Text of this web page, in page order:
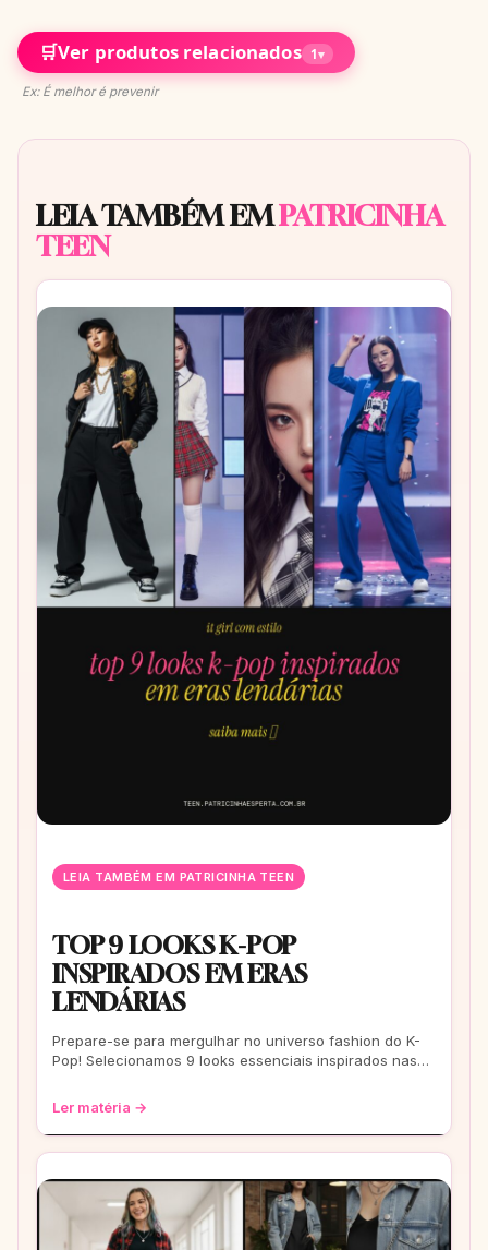
🛒Ver produtos relacionados 1▾
Ex: É melhor é prevenir
LEIA TAMBÉM EMPATRICINHA
TEEN
LEIA TAMBÉM EM PATRICINHA TEEN
TOP 9 LOOKS K-POP
INSPIRADOS EM ERAS
LENDÁRIAS
Prepare-se para mergulhar no universo fashion do K-
Pop! Selecionamos 9 looks essenciais inspirados nas
Ler matéria →